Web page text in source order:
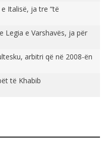
Italisë, ja tre “të
Legia e Varshavës, ja për
arbitri që në 2008-ën
të Khabib